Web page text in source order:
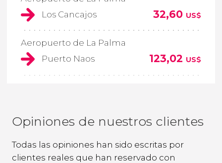
Los Cancajos
32,60 US$
Aeropuerto de La Palma
Puerto Naos
123,02 US$
Opiniones de nuestros clientes
Todas las opiniones han sido escritas por
clientes reales que han reservado con